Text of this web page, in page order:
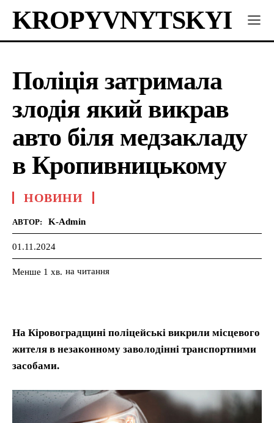
KROPYVNYTSKYI
Поліція затримала
злодія який викрав
авто біля медзакладу
в Кропивницькому
НОВИНИ
АВТОР: K-Admin
01.11.2024
Менше 1 хв. на читання
На Кіровоградщині поліцейські викрили місцевого
жителя в незаконному заволодінні транспортними
засобами.